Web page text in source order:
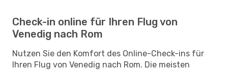
Check-in online für Ihren Flug von
Venedig nach Rom
Nutzen Sie den Komfort des Online-Check-ins für
Ihren Flug von Venedig nach Rom. Die meisten